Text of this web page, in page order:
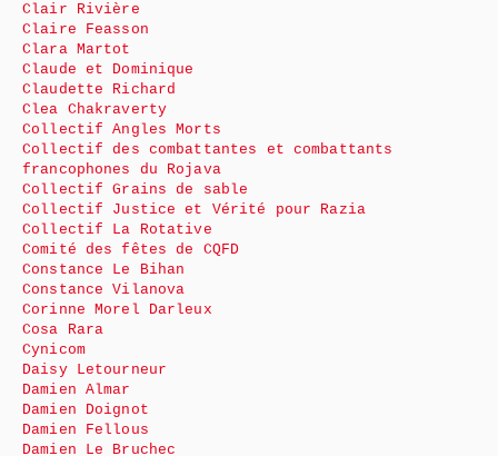
Clair Rivière
Claire Feasson
Clara Martot
Claude et Dominique
Claudette Richard
Clea Chakraverty
Collectif Angles Morts
Collectif des combattantes et combattants
francophones du Rojava
Collectif Grains de sable
Collectif Justice et Vérité pour Razia
Collectif La Rotative
Comité des fêtes de CQFD
Constance Le Bihan
Constance Vilanova
Corinne Morel Darleux
Cosa Rara
Cynicom
Daisy Letourneur
Damien Almar
Damien Doignot
Damien Fellous
Damien Le Bruchec